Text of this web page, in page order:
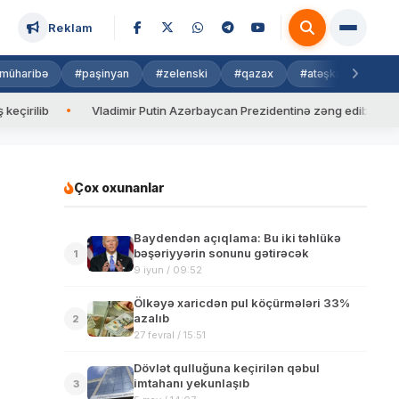
Reklam
#paşinyan #zelenski #qazax #atəşkəs
Vladimir Putin Azərbaycan Prezidentinə zəng edib Valyuta
Çox oxunanlar
1
Baydendən açıqlama: Bu iki təhlükə
bəşəriyyərin sonunu gətirəcək
9 iyun / 09:52
2
Ölkəyə xaricdən pul köçürmələri 33%
azalıb
27 fevral / 15:51
3
Dövlət qulluğuna keçirilən qəbul
imtahanı yekunlaşıb